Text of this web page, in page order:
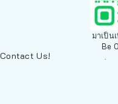
มาเป็น
Be
Contact Us!